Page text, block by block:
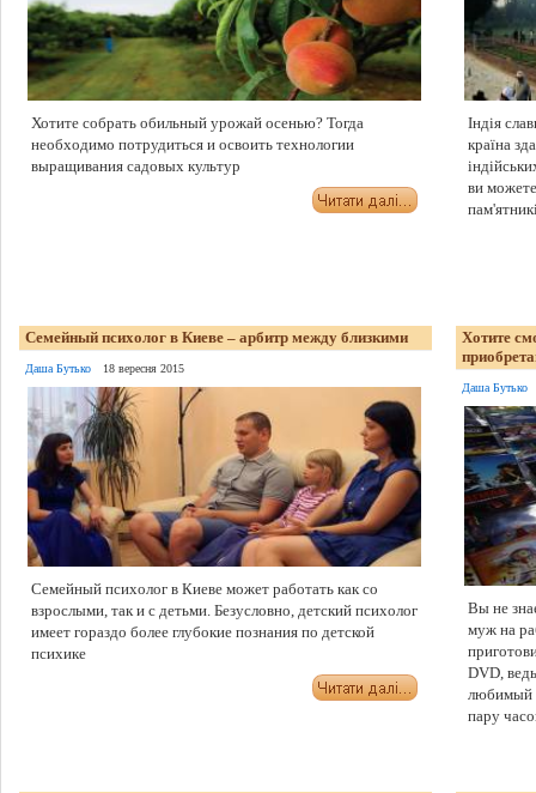
Хотите собрать обильный урожай осенью? Тогда
необходимо потрудиться и освоить технологии
выращивания садовых культур
Індія
країна
ви
Семейный психолог в Киеве – арбитр между близкими
Даша Бутько 18 вересня 2015
Семейный психолог в Киеве может работать как со
взрослыми, так и с детьми. Безусловно, детский психолог
имеет гораздо более глубокие познания по детской
психике
Хотите
Даша Бутько
Вы не
муж на
DVD,
любимый
пару